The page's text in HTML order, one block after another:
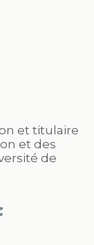
et titulaire
et des
de